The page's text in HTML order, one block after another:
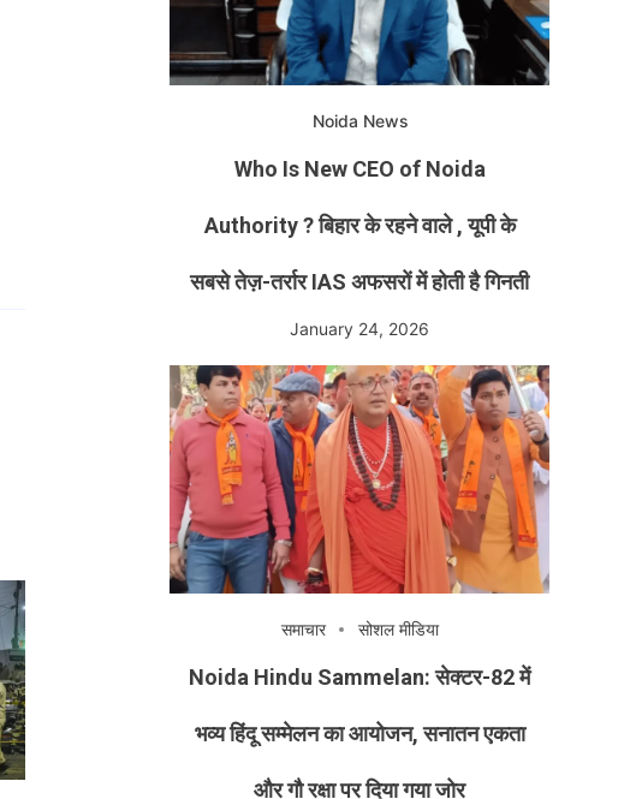
Noida News
Who Is New CEO of Noida
Authority ? बिहार के रहने वाले , यूपी के
सबसे तेज़-तर्रार IAS अफसरों में होती है गिनती
January 24, 2026
समाचार सोशल मीडिया
Noida Hindu Sammelan: सेक्टर-82 में
भव्य हिंदू सम्मेलन का आयोजन, सनातन एकता
और गौ रक्षा पर दिया गया जोर